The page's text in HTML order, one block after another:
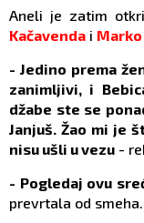
Aneli je zatim
Kačavenda i Marko
- Jedino prema
zanimljivi, i
džabe ste se
Janjuš. Žao mi je
nisu ušli u vezu -
- Pogledaj ovu
prevrtala od smeha.